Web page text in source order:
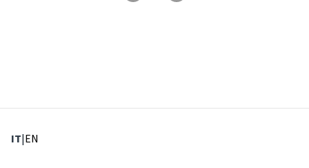
IT: Lingua corrente
|EN